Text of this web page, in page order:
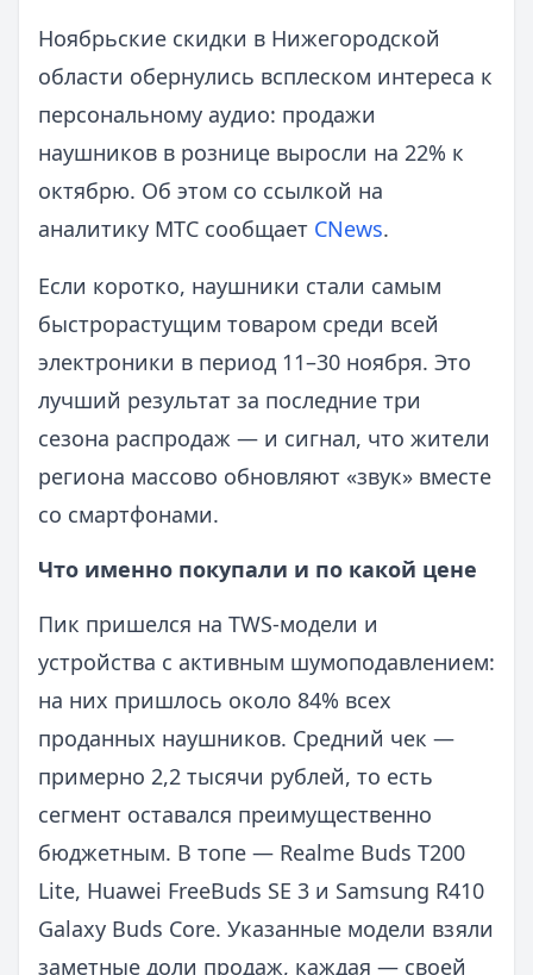
Ноябрьские скидки в Нижегородской
области обернулись всплеском интереса к
персональному аудио: продажи
наушников в рознице выросли на 22% к
октябрю. Об этом со ссылкой на
аналитику МТС сообщает CNews.
Если коротко, наушники стали самым
быстрорастущим товаром среди всей
электроники в период 11–30 ноября. Это
лучший результат за последние три
сезона распродаж — и сигнал, что жители
региона массово обновляют «звук» вместе
со смартфонами.
Что именно покупали и по какой цене
Пик пришелся на TWS-модели и
устройства с активным шумоподавлением:
на них пришлось около 84% всех
проданных наушников. Средний чек —
примерно 2,2 тысячи рублей, то есть
сегмент оставался преимущественно
бюджетным. В топе — Realme Buds T200
Lite, Huawei FreeBuds SE 3 и Samsung R410
Galaxy Buds Core. Указанные модели взяли
заметные доли продаж, каждая — своей